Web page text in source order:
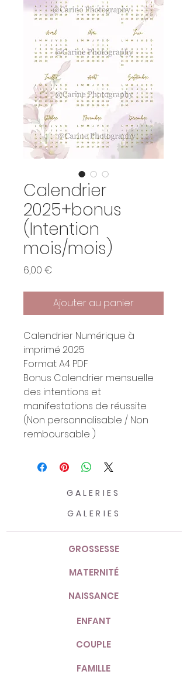
Calendrier
2025+bonus
(Intention
mois/mois)
6,00 €
Ajouter au panier
Calendrier Numérique à
imprimé 2025
Format A4 PDF
Bonus Calendrier mensuelle
des intentions et
manifestations de réussite
(Non personnalisable / Non
remboursable )
GALERIES
GROSSESSE
MATERNITÉ
NAISSANCE
ENFANT
COUPLE
FAMILLE
GALERIES